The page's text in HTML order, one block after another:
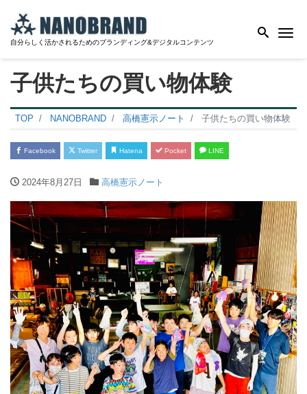
自分らしく活かされるためのブランディング&デジタルコンテンツ
子供たちの買い物体験
TOP NANOBRAND 高橋憲示ノート 子供たちの買い物体験
Facebook Twitter Hatena Pocket LINE
2024年8月27日 高橋憲示ノート